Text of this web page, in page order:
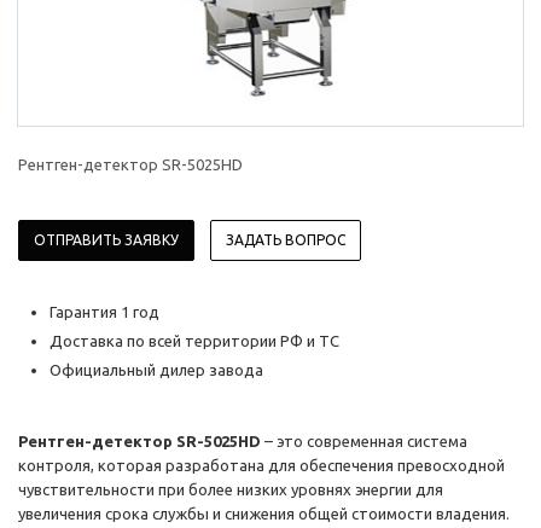
Рентген-детектор SR-5025HD
ОТПРАВИТЬ ЗАЯВКУ ЗАДАТЬ ВОПРОС
Гарантия 1 год
Доставка по всей территории РФ и ТС
Официальный дилер завода
Рентген-детектор SR-5025HD – это современная система
контроля, которая разработана для обеспечения превосходной
чувствительности при более низких уровнях энергии для
увеличения срока службы и снижения общей стоимости владения.